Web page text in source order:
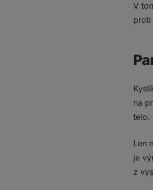
V
proti
na
telo.
Len
je
z